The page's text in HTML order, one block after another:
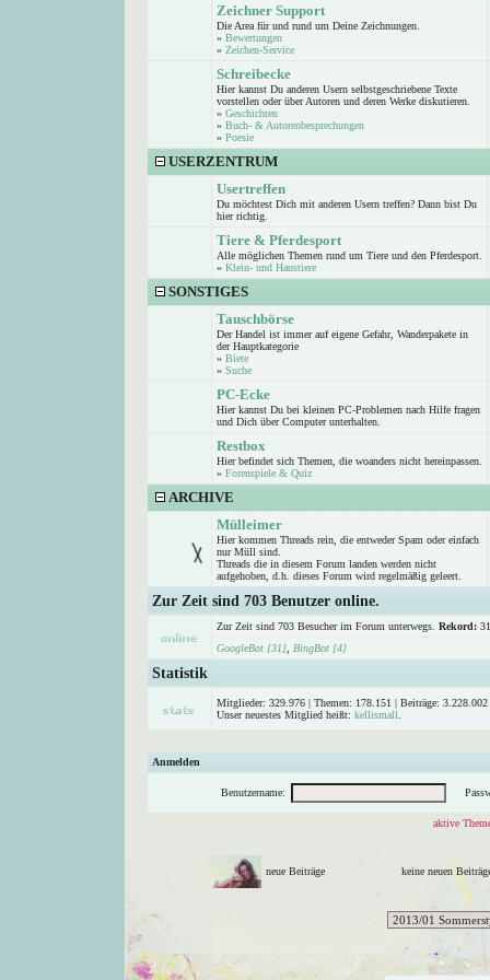
Zeichner Support
Die Area für und rund um Deine Zeichnungen.
» Bewertungen
» Zeichen-Service
Schreibecke
Hier kannst Du anderen Usern selbstgeschriebene Texte
vorstellen oder über Autoren und deren Werke diskutieren.
» Geschichten
» Buch- & Autorenbesprechungen
» Poesie
USERZENTRUM
Usertreffen
Du möchtest Dich mit anderen Usern treffen? Dann bist Du
hier richtig.
Tiere & Pferdesport
Alle möglichen Themen rund um Tiere und den Pferdesport.
» Klein- und Haustiere
SONSTIGES
Tauschbörse
Der Handel ist immer auf eigene Gefahr, Wanderpakete in
der Hauptkategorie
» Biete
» Suche
PC-Ecke
Hier kannst Du bei kleinen PC-Problemen nach Hilfe fragen
und Dich über Computer unterhalten.
Restbox
Hier befindet sich Themen, die woanders nicht hereinpassen.
» Forenspiele & Quiz
ARCHIVE
Mülleimer
Hier kommen Threads rein, die entweder Spam oder einfach
nur Müll sind.
Threads die in diesem Forum landen werden nicht
aufgehoben, d.h. dieses Forum wird regelmäßig geleert.
Zur Zeit sind 703 Benutzer online.
Zur Zeit sind 703 Besucher im Forum unterwegs. Rekord:
GoogleBot [31]
BingBot [4]
Statistik
Mitglieder: 329.976 | Themen: 178.151 | Beiträge:
Unser neuestes Mitglied heißt: kellismall
Anmelden
Benutzername:
aktive
neue Beiträge keine neuen